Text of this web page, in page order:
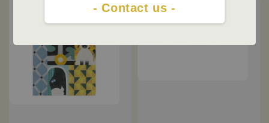
- Contact us -